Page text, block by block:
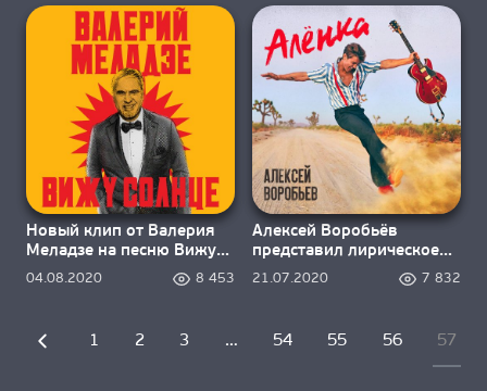
Новый клип от Валерия
Меладзе на песню Вижу
Солнце
04.08.2020 8 453
Алексей Воробьёв
представил лирическое
видео к песне “Алёнка”
21.07.2020 7 832
1 2 3 … 54 55 56 57